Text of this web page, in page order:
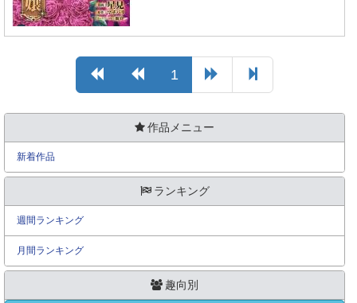
1
作品メニュー
新着作品
ランキング
週間ランキング
月間ランキング
趣向別